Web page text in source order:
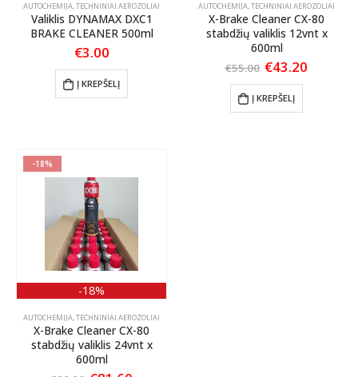
AUTOCHEMIJA,TECHNINIAI AEROZOLIAI
Valiklis DYNAMAX DXC1
BRAKE CLEANER 500ml
€3.00
Į KREPŠELĮ
AUTOCHEMIJA,TECHNINIAI AEROZOLIAI
X-Brake Cleaner CX-80
stabdžių valiklis 12vnt x
600ml
€55.00 Original
was:
€55.00.
€43.20
Į KREPŠELĮ
-18%
-18%
AUTOCHEMIJA,TECHNINIAI AEROZOLIAI
X-Brake Cleaner CX-80
stabdžių valiklis 24vnt x
600ml